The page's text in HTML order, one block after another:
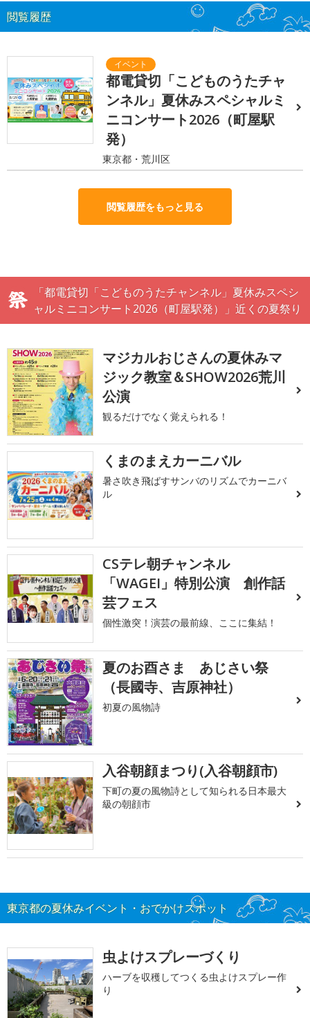
閲覧履歴
都電貸切「こどものうたチャ
ンネル」夏休みスペシャルミ
ニコンサート2026（町屋駅
発）
東京都・荒川区
閲覧履歴をもっと見る
「都電貸切「こどものうたチャンネル」夏休みスペシ
ャルミニコンサート2026（町屋駅発）」近くの夏祭り
マジカルおじさんの夏休みマ
ジック教室＆SHOW2026荒川
公演
観るだけでなく覚えられる！
くまのまえカーニバル
暑さ吹き飛ばすサンバのリズムでカーニバ
ル
CSテレ朝チャンネル
「WAGEI」特別公演 創作話
芸フェス
個性激突！演芸の最前線、ここに集結！
夏のお酉さま あじさい祭
（長國寺、吉原神社）
初夏の風物詩
入谷朝顔まつり(入谷朝顔市)
下町の夏の風物詩として知られる日本最大
級の朝顔市
東京都の夏休みイベント・おでかけスポット
虫よけスプレーづくり
ハーブを収穫してつくる虫よけスプレー作
り